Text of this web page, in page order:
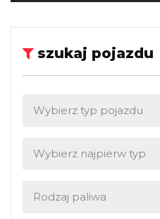
szukaj pojazdu